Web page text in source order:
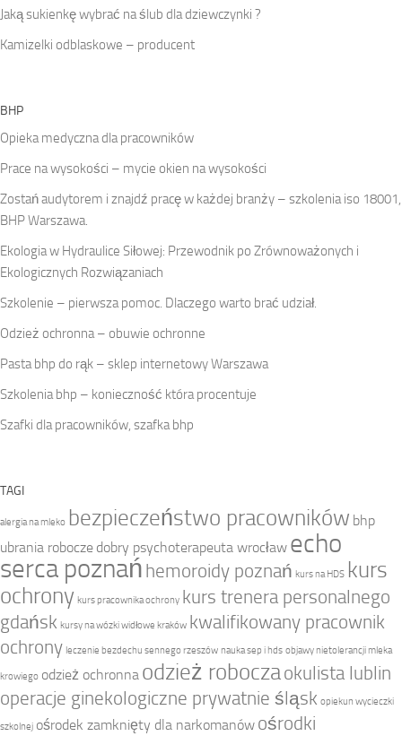
Jaką sukienkę wybrać na ślub dla dziewczynki ?
Kamizelki odblaskowe – producent
BHP
Opieka medyczna dla pracowników
Prace na wysokości – mycie okien na wysokości
Zostań audytorem i znajdź pracę w każdej branży – szkolenia iso 18001,
BHP Warszawa.
Ekologia w Hydraulice Siłowej: Przewodnik po Zrównoważonych i
Ekologicznych Rozwiązaniach
Szkolenie – pierwsza pomoc. Dlaczego warto brać udział.
Odzież ochronna – obuwie ochronne
Pasta bhp do rąk – sklep internetowy Warszawa
Szkolenia bhp – konieczność która procentuje
Szafki dla pracowników, szafka bhp
TAGI
alergia na mleko bezpieczeństwo pracowników bhp
ubrania robocze dobry psychoterapeuta wrocław echo
serca poznań hemoroidy poznań kurs na HDS kurs
ochrony kurs pracownika ochrony kurs trenera personalnego
gdańsk kursy na wózki widłowe kraków kwalifikowany pracownik
ochrony leczenie bezdechu sennego rzeszów nauka sep i hds objawy nietolerancji mleka
krowiego odzież ochronna odzież roboczaokulista lublin
operacje ginekologiczne prywatnie śląsk opiekun wycieczki
szkolnej ośrodek zamknięty dla narkomanów ośrodki